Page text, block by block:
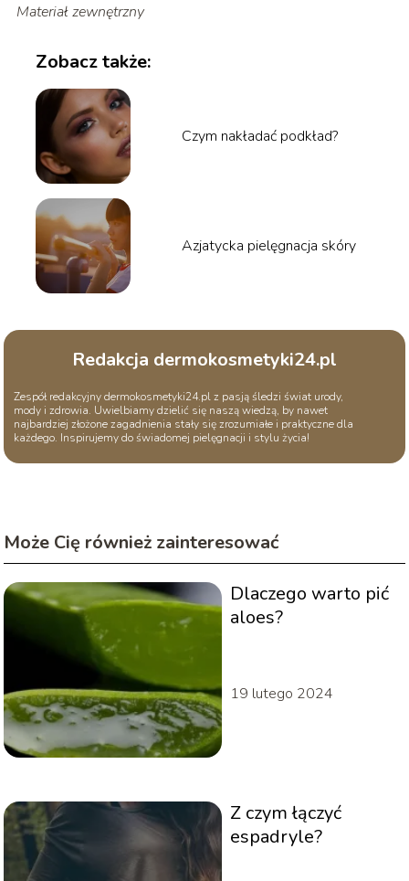
Materiał zewnętrzny
Zobacz także:
Czym nakładać podkład?
Azjatycka pielęgnacja skóry
Redakcja dermokosmetyki24.pl
Zespół redakcyjny dermokosmetyki24.pl z pasją śledzi świat urody,
mody i zdrowia. Uwielbiamy dzielić się naszą wiedzą, by nawet
najbardziej złożone zagadnienia stały się zrozumiałe i praktyczne dla
każdego. Inspirujemy do świadomej pielęgnacji i stylu życia!
Może Cię również zainteresować
Dlaczego warto pić
aloes?
19 lutego 2024
Z czym łączyć
espadryle?